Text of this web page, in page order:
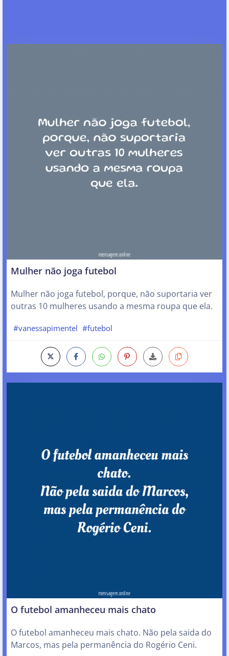
Mulher não joga futebol
Mulher não joga futebol, porque, não suportaria ver
outras 10 mulheres usando a mesma roupa que ela.
#vanessapimentel #futebol
O futebol amanheceu mais chato
O futebol amanheceu mais chato. Não pela saida do
Marcos, mas pela permanência do Rogério Ceni.